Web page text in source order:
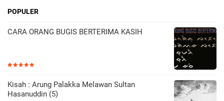
POPULER
CARA ORANG BUGIS BERTERIMA KASIH
Kisah : Arung Palakka Melawan Sultan
Hasanuddin (5)